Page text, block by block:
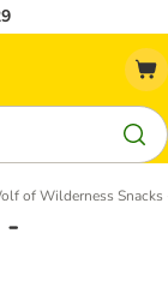
of Wilderness
-